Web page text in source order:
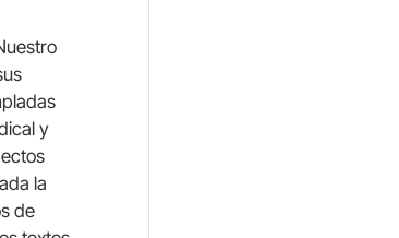
y
la
de